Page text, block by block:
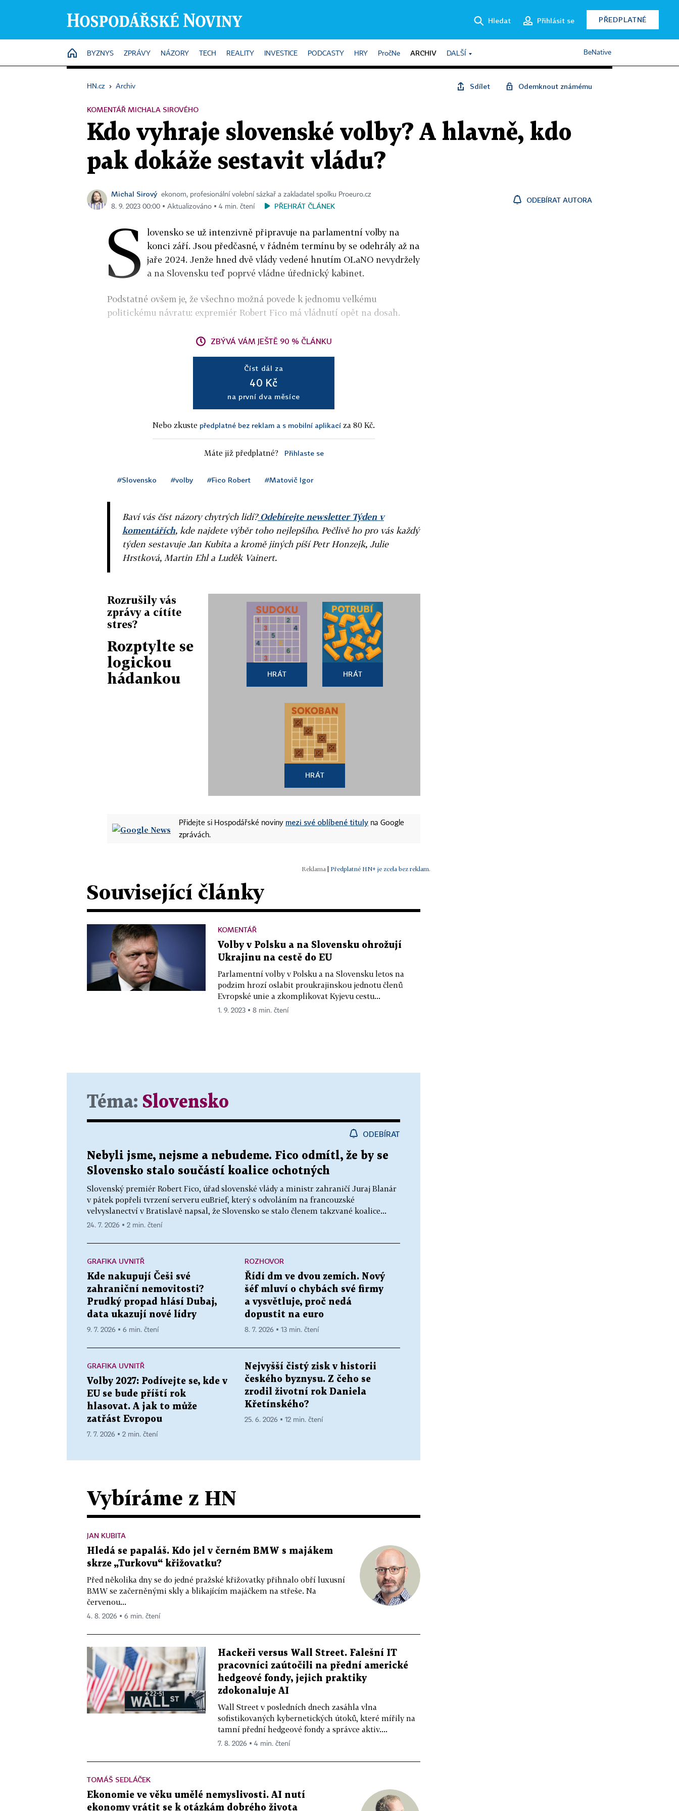
Hledat Přihlásit se PŘEDPLATNÉ
HOME
BYZNYS ZPRÁVY NÁZORY TECH REALITY INVESTICE PODCASTY HRY PročNe ARCHIV DALŠÍ BeNative
HN.cz › Archiv Sdílet Odemknout známému
KOMENTÁŘ MICHALA SIROVÉHO
Kdo vyhraje slovenské volby? A hlavně, kdo
pak dokáže sestavit vládu?
Michal Sirový ekonom, profesionální volební sázkař a zakladatel spolku Proeuro.cz
8. 9. 2023 00:00 ▪ Aktualizováno ▪ 4 min. čtení
PŘEHRÁT ČLÁNEK
ODEBÍRAT AUTORA
S
lovensko se už intenzivně připravuje na parlamentní volby na
konci září. Jsou předčasné, v řádném termínu by se odehrály až na
jaře 2024. Jenže hned dvě vlády vedené hnutím OLaNO nevydržely
a na Slovensku teď poprvé vládne úřednický kabinet.
Podstatné ovšem je, že všechno možná povede k jednomu velkému
politickému návratu: expremiér Robert Fico má vládnutí opět na dosah.
ZBÝVÁ VÁM JEŠTĚ 90 % ČLÁNKU
Číst dál za
40 Kč
na první dva měsíce
Nebo zkuste předplatné bez reklam a s mobilní aplikací za 80 Kč.
Máte již předplatné? Přihlaste se
#Slovensko #volby #Fico Robert #Matovič Igor
Baví vás číst názory chytrých lidí?Odebírejte newsletter Týden v
komentářích, kde najdete výběr toho nejlepšího. Pečlivě ho pro vás každý
týden sestavuje Jan Kubita a kromě jiných píší Petr Honzejk, Julie
Hrstková, Martin Ehl a Luděk Vainert.
Rozrušily vás
zprávy a cítíte
stres?
Rozptylte se
logickou
hádankou
HRÁT HRÁT
HRÁT
Přidejte si Hospodářské noviny mezi své oblíbené tituly na Google
zprávách.
Předplatné HN+ je zcela bez reklam.
Související články
KOMENTÁŘ
Volby v Polsku a na Slovensku ohrožují
Ukrajinu na cestě do EU
Parlamentní volby v Polsku a na Slovensku letos na
podzim hrozí oslabit proukrajinskou jednotu členů
Evropské unie a zkomplikovat Kyjevu cestu...
1. 9. 2023 ▪ 8 min. čtení
Téma: Slovensko
ODEBÍRAT
Nebyli jsme, nejsme a nebudeme. Fico odmítl, že by se
Slovensko stalo součástí koalice ochotných
Slovenský premiér Robert Fico, úřad slovenské vlády a ministr zahraničí Juraj Blanár
v pátek popřeli tvrzení serveru euBrief, který s odvoláním na francouzské
velvyslanectví v Bratislavě napsal, že Slovensko se stalo členem takzvané koalice...
24. 7. 2026 ▪ 2 min. čtení
GRAFIKA UVNITŘ
Kde nakupují Češi své
zahraniční nemovitosti?
Prudký propad hlásí Dubaj,
data ukazují nové lídry
9. 7. 2026 ▪ 6 min. čtení
ROZHOVOR
Řídí dm ve dvou zemích. Nový
šéf mluví o chybách své firmy
a vysvětluje, proč nedá
dopustit na euro
8. 7. 2026 ▪ 13 min. čtení
GRAFIKA UVNITŘ
Volby 2027: Podívejte se, kde v
EU se bude příští rok
hlasovat. A jak to může
zatřást Evropou
7. 7. 2026 ▪ 2 min. čtení
Nejvyšší čistý zisk v historii
českého byznysu. Z čeho se
zrodil životní rok Daniela
Křetínského?
25. 6. 2026 ▪ 12 min. čtení
Vybíráme z HN
JAN KUBITA
Hledá se papaláš. Kdo jel v černém BMW s majákem
skrze „Turkovu“ křižovatku?
Před několika dny se do jedné pražské křižovatky přihnalo obří luxusní
BMW se začerněnými skly a blikajícím majáčkem na střeše. Na
červenou...
4. 8. 2026 ▪ 6 min. čtení
Hackeři versus Wall Street. Falešní IT
pracovníci zaútočili na přední americké
hedgeové fondy, jejich praktiky
zdokonaluje AI
Wall Street v posledních dnech zasáhla vlna
sofistikovaných kybernetických útoků, které mířily na
tamní přední hedgeové fondy a správce aktiv....
7. 8. 2026 ▪ 4 min. čtení
TOMÁŠ SEDLÁČEK
Ekonomie ve věku umělé nemyslivosti. AI nutí
ekonomy vrátit se k otázkám dobrého života